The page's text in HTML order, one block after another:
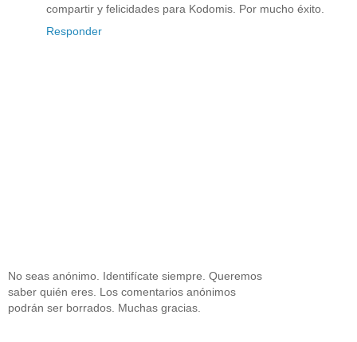
compartir y felicidades para Kodomis. Por mucho éxito.
Responder
No seas anónimo. Identifícate siempre. Queremos
saber quién eres. Los comentarios anónimos
podrán ser borrados. Muchas gracias.